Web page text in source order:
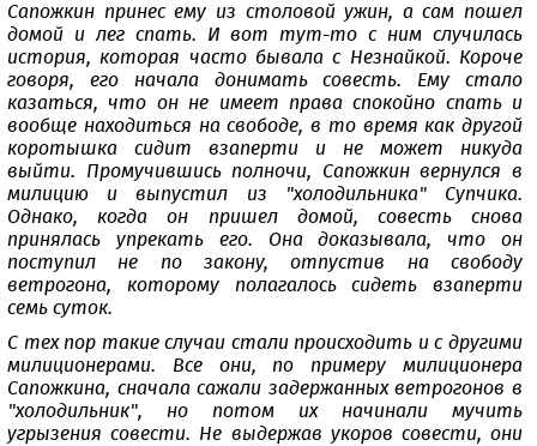
Сапожкин принес ему из столовой ужин, а сам пошел
домой и лег спать. И вот тут-то с ним случилась
история, которая часто бывала с Незнайкой. Короче
говоря, его начала донимать совесть. Ему стало
казаться, что он не имеет права спокойно спать и
вообще находиться на свободе, в то время как другой
коротышка сидит взаперти и не может никуда
выйти. Промучившись полночи, Сапожкин вернулся в
милицию и выпустил из "холодильника" Супчика.
Однако, когда он пришел домой, совесть снова
принялась упрекать его. Она доказывала, что он
поступил не по закону, отпустив на свободу
ветрогона, которому полагалось сидеть взаперти
семь суток.
С тех пор такие случаи стали происходить и с другими
милиционерами. Все они, по примеру милиционера
Сапожкина, сначала сажали задержанных ветрогонов в
"холодильник", но потом их начинали мучить
угрызения совести. Не выдержав укоров совести, они